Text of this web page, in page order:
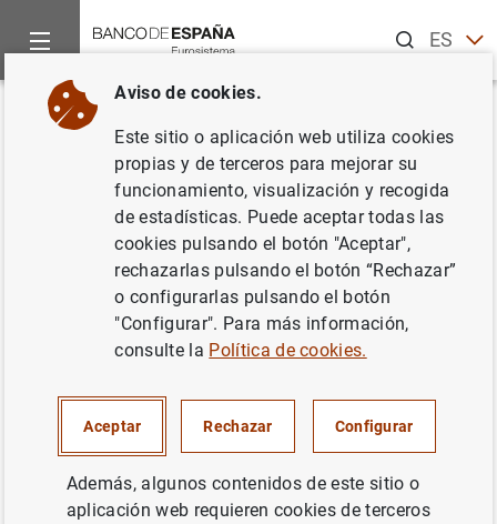
ESEN
Inicio Noticias y eventos
Volver
El BCE reinstaura la exención
relativa a la admisión de la
deuda griega como activo de
garantía en las operaciones de
política monetaria del
Eurosistema
Aviso de cookies.
Este sitio o aplicación web utiliza cookies
propias y de terceros para mejorar su
funcionamiento, visualización y recogida
de estadísticas. Puede aceptar todas las
cookies pulsando el botón "Aceptar",
rechazarlas pulsando el botón “Rechazar”
o configurarlas pulsando el botón
"Configurar". Para más información,
consulte la Política de cookies.
Aceptar Rechazar Configurar
Además, algunos contenidos de este sitio o
aplicación web requieren cookies de terceros